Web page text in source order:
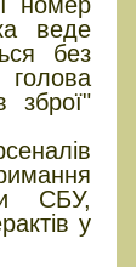
веде
без
зброї"
СБУ,
у